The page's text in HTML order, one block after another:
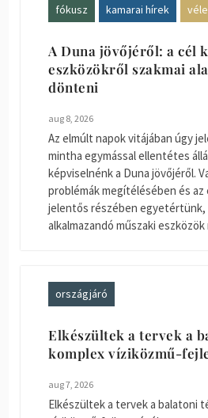
fókusz kamarai hírek
A Duna jövőjéről: a cél
eszközökről szakmai
dönteni
aug 8, 2026
Az elmúlt napok vitájában úgy
mintha egymással ellentétes
képviselnénk a Duna jövőjéről.
problémák megítélésében és
jelentős részében egyetértünk,
alkalmazandó műszaki
országjáró
Elkészültek a tervek a
komplex víziközmű-
aug 7, 2026
Elkészültek a tervek a balatoni